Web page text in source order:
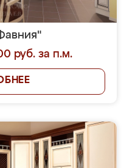
руб. за п.м.